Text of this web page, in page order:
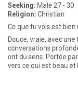
Seeking: Male 27 - 30
Religion: Christian
Ce que tu vois est bien
Douce, vraie, avec
conversations
ont du sens. Portée
vers ce qui est beau et